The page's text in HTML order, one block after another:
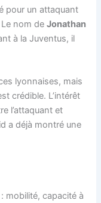
pour un attaquant
Le nom deJonathan
à la Juventus, il
lyonnaises, mais
crédible. L’intérêt
l’attaquant et
a déjà montré une
mobilité, capacité à